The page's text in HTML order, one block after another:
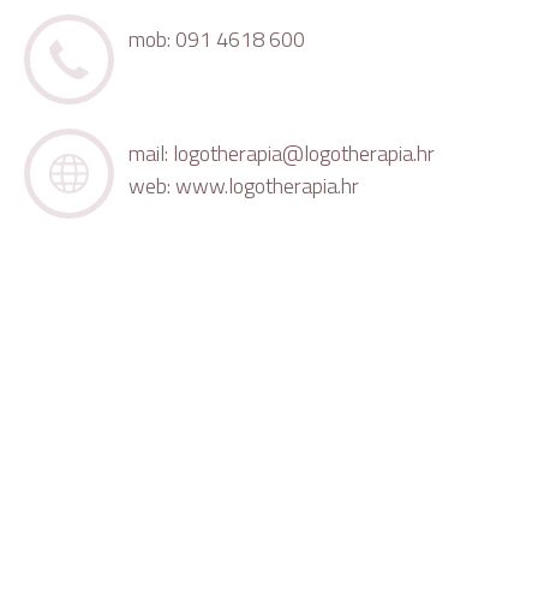
mob: 091 4618 600
mail: logotherapia@logotherapia.hr
web:www.logotherapia.hr